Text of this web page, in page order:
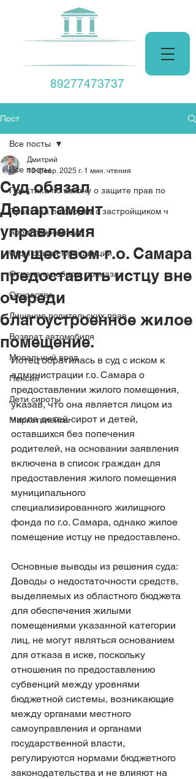
89277473737
Пост
Все посты
Практика по закону о защите прав по
Практика по спорам с застройщиком ч
Арбитражный суд
Суды общей юрисдикции
Отмена судебного приказа
Отцовство
Лишение родительских прав
Возврат автомобиля
Моральный вред
Пенсия
Дети сироты
Маркетплейсы
Все посты
Суд обязал
Департамент
управления
имуществом г.о. Самара
предоставить истцу вне
очереди
благоустроенное жилое
помещение.
Дмитрий
13 февр. 2025 г. 1 мин. чтения
Истец обратилась в суд с иском к
администрации г.о. Самара о
предоставлении жилого помещения,
указав, что она является лицом из
числа детей-сирот и детей,
оставшихся без попечения
родителей, на основании заявления
включена в список граждан для
предоставления жилого помещения
муниципального
специализированного жилищного
фонда по г.о. Самара, однако жилое
помещение истцу не предоставлено.
Основные выводы из решения суда:
Доводы о недостаточности средств,
выделяемых из областного бюджета
для обеспечения жилыми
помещениями указанной категории
лиц, не могут являться основанием
для отказа в иске, поскольку
отношения по предоставлению
субвенций между уровнями
бюджетной системы, возникающие
между органами местного
самоуправления и органами
государственной власти,
регулируются нормами бюджетного
законодательства и не влияют на